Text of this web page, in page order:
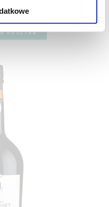
w najlżejszym dostępnym
KOSZYKA